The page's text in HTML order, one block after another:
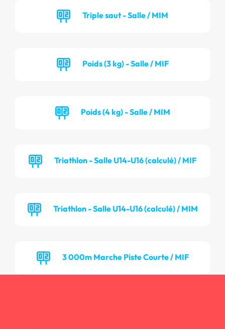
Triple saut - Salle / MIM
Poids (3 kg) - Salle / MIF
Poids (4 kg) - Salle / MIM
Triathlon - Salle U14-U16 (calculé) / MIF
Triathlon - Salle U14-U16 (calculé) / MIM
3 000m Marche Piste Courte / MIF